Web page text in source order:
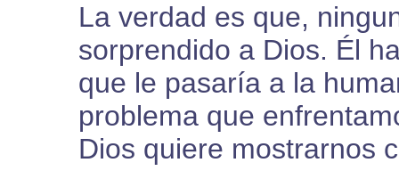
La verdad es que,
sorprendido a Dios. Él
que le pasaría a la
problema que
Dios quiere mostrarnos